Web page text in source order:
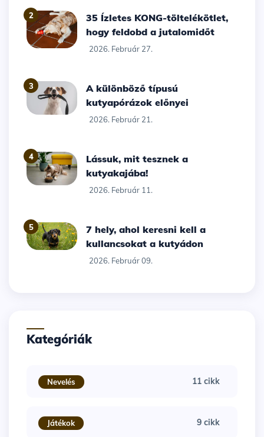
2
35 Ízletes KONG-töltelékötlet,
hogy feldobd a jutalomidőt
2026. Február 27.
3
A különböző típusú
kutyapórázok előnyei
2026. Február 21.
4
Lássuk, mit tesznek a
kutyakajába!
2026. Február 11.
5
7 hely, ahol keresni kell a
kullancsokat a kutyádon
2026. Február 09.
Kategóriák
Nevelés 11 cikk
Játékok 9 cikk